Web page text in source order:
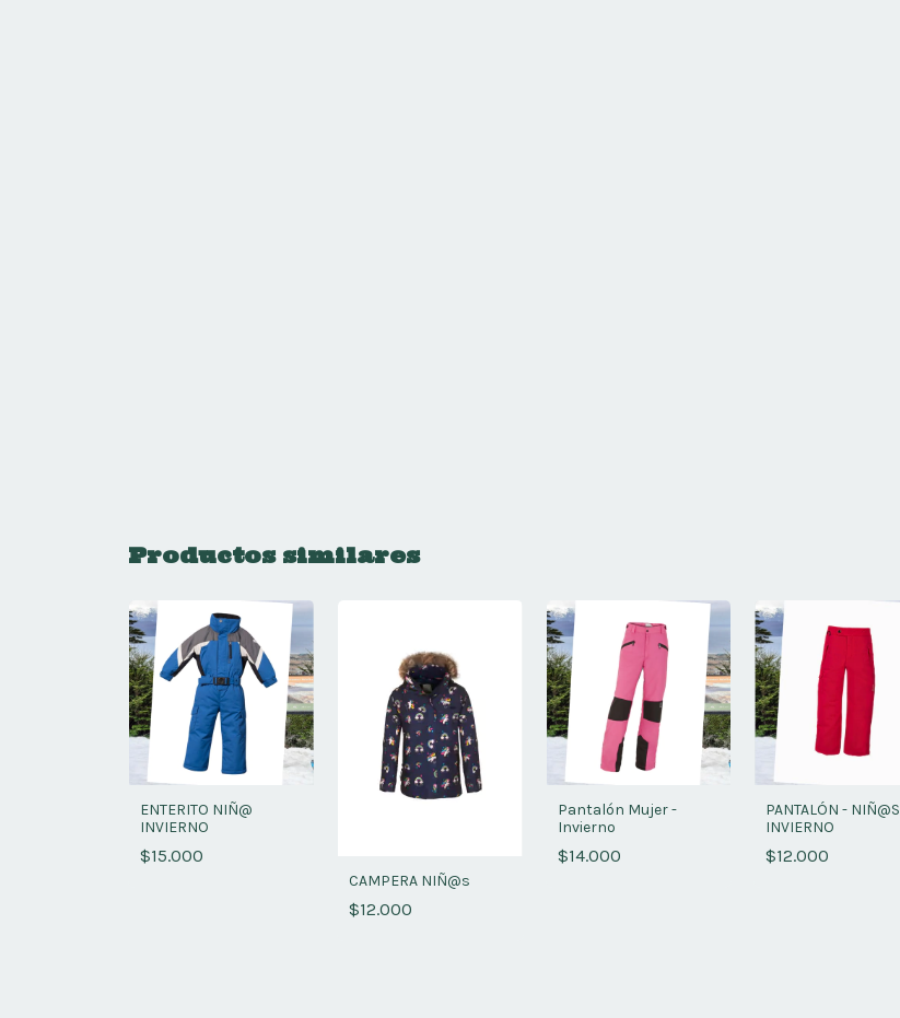
Productos similares
ENTERITO NIÑ@
INVIERNO
$15.000
CAMPERA NIÑ@s
$12.000
Pantalón Mujer -
Invierno
$14.000
PANTALÓN - NIÑ@S
INVIERNO
$12.000